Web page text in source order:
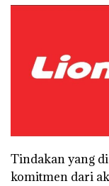
Tindakan yang
komitmen dari